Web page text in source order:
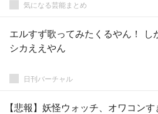
気になる芸能まとめ
エルすず歌ってみたくるやん！ し
シカええやん
日刊バーチャル
【悲報】妖怪ウォッチ、オワコンす